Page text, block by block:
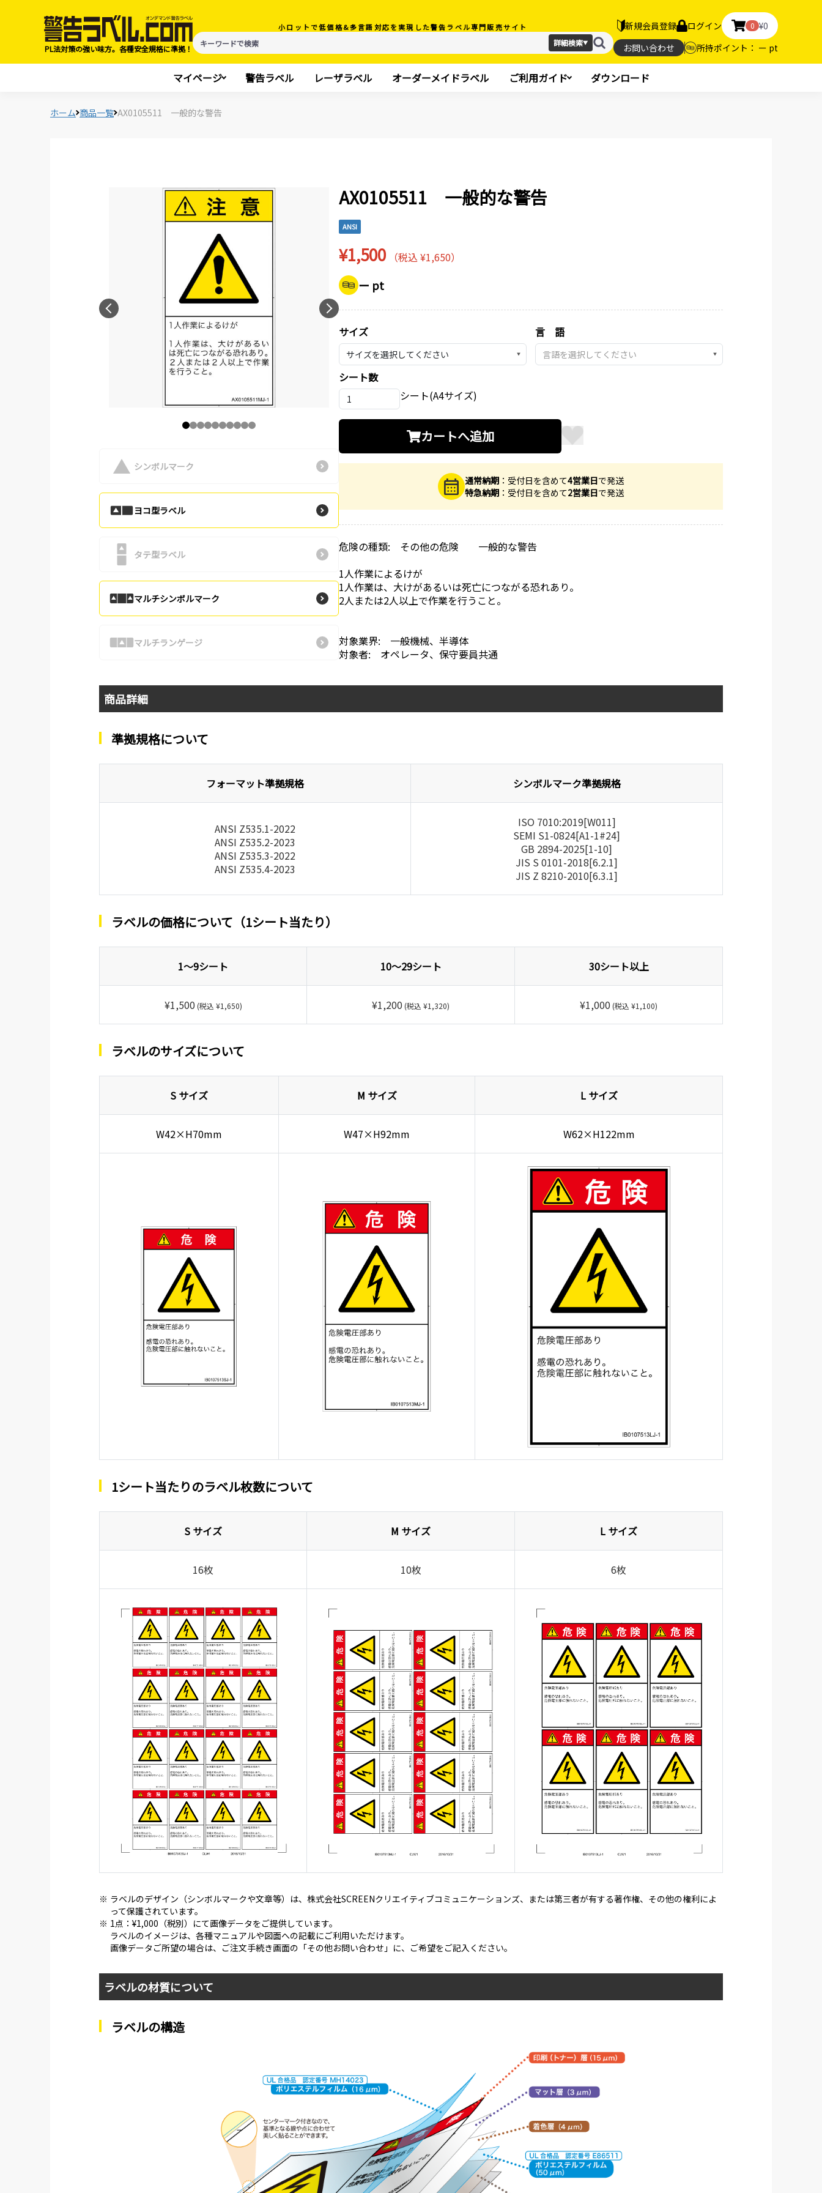
PL法対策の強い味方。各種安全規格に準拠！
小ロットで低価格&多言語対応を実現した警告ラベル専門販売サイト
詳細検索▼
新規会員登録 ログイン 0 ¥0
お問い合わせ
所持ポイント： ー pt
マイページ 警告ラベル レーザラベル オーダーメイドラベル ご利用ガイド ダウンロード
ホーム 商品一覧 AX0105511 一般的な警告
シンボルマーク
ヨコ型ラベル
タテ型ラベル
マルチシンボルマーク
マルチランゲージ
AX0105511 一般的な警告
ANSI
¥1,500 （税込 ¥1,650）
ー pt
サイズ
▼
言 語
▼
シート数
シート(A4サイズ)
カートへ追加
通常納期 ：受付日を含めて4営業日で発送
特急納期 ：受付日を含めて2営業日で発送
危険の種類: その他の危険 一般的な警告
1人作業によるけが
1人作業は、大けがあるいは死亡につながる恐れあり。
2人または2人以上で作業を行うこと。
対象業界: 一般機械、半導体
対象者: オペレータ、保守要員共通
商品詳細
準拠規格について
フォーマット準拠規格 シンボルマーク準拠規格
ANSI Z535.1-2022
ANSI Z535.2-2023
ANSI Z535.3-2022
ANSI Z535.4-2023
ISO 7010:2019[W011]
SEMI S1-0824[A1-1#24]
GB 2894-2025[1-10]
JIS S 0101-2018[6.2.1]
JIS Z 8210-2010[6.3.1]
ラベルの価格について（1シート当たり）
1～9シート 10～29シート 30シート以上
¥1,500 (税込 ¥1,650) ¥1,200 (税込 ¥1,320) ¥1,000 (税込 ¥1,100)
ラベルのサイズについて
S サイズ M サイズ L サイズ
W42×H70mm W47×H92mm W62×H122mm
1シート当たりのラベル枚数について
S サイズ M サイズ L サイズ
16枚 10枚 6枚
※ ラベルのデザイン（シンボルマークや文章等）は、株式会社SCREENクリエイティブコミュニケーションズ、または第三者が有する著作権、その他の権利によ
って保護されています。
※ 1点：¥1,000（税別）にて画像データをご提供しています。
ラベルのイメージは、各種マニュアルや図面への記載にご利用いただけます。
画像データご所望の場合は、ご注文手続き画面の「その他お問い合わせ」に、ご希望をご記入ください。
ラベルの材質について
ラベルの構造